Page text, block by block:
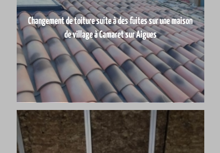
Changement de toiture suite à des fuites sur une maison
de village à Camaret sur Aigues